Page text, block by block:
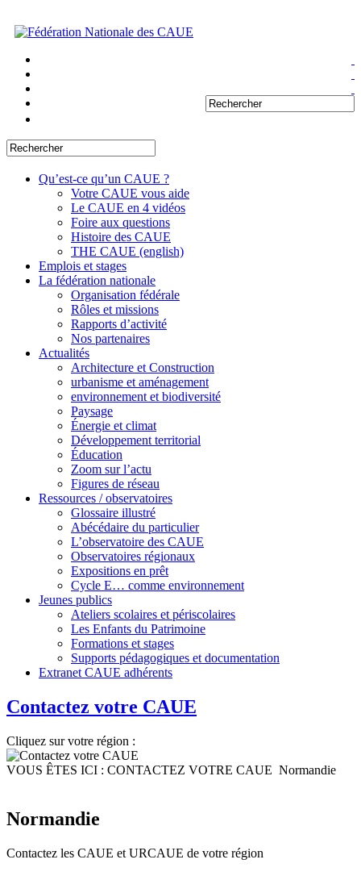
Qu’est-ce qu’un CAUE ?
Votre CAUE vous aide
Le CAUE en 4 vidéos
Foire aux questions
Histoire des CAUE
THE CAUE (english)
Emplois et stages
La fédération nationale
Organisation fédérale
Rôles et missions
Rapports d’activité
Nos partenaires
Actualités
Architecture et Construction
urbanisme et aménagement
environnement et biodiversité
Paysage
Énergie et climat
Développement territorial
Éducation
Zoom sur l’actu
Figures de réseau
Ressources / observatoires
Glossaire illustré
Abécédaire du particulier
L’observatoire des CAUE
Observatoires régionaux
Expositions en prêt
Cycle E… comme environnement
Jeunes publics
Ateliers scolaires et périscolaires
Les Enfants du Patrimoine
Formations et stages
Supports pédagogiques et documentation
Extranet CAUE adhérents
Contactez votre CAUE
Cliquez sur votre région :
VOUS ÊTES ICI : CONTACTEZ VOTRE CAUE Normandie
Normandie
Contactez les CAUE et URCAUE de votre région